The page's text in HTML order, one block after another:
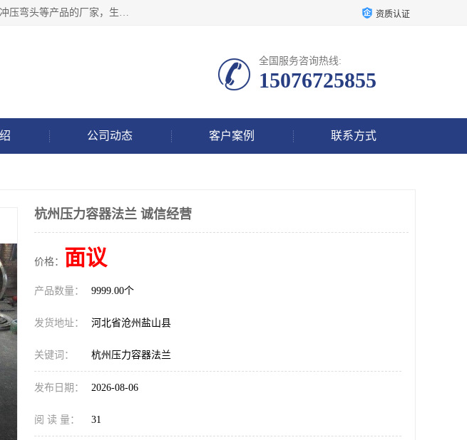
沧州吉轩管道制造有限公司是河北一家专业生产三通、镀锌弯管、弯头、压力容器法兰、锻造法兰、冲压弯头等产品的厂家，生产设备精良，工艺先进，产品规格齐全，售后服务健全。 资质认证
全国服务咨询热线:
15076725855
公司动态 客户案例 联系方式
杭州压力容器法兰 诚信经营
价格： 面议
产品数量： 9999.00个
发货地址： 河北省沧州盐山县
关键词： 杭州压力容器法兰
发布日期： 2026-08-06
阅 读 量： 31